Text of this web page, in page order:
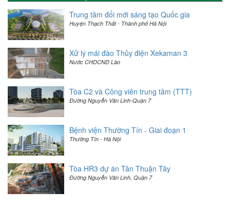
Trung tâm đổi mới sáng tạo Quốc gia
Huyện Thạch Thất - Thành phố Hà Nội
Xử lý mái đào Thủy điện Xekaman 3
Nước CHDCND Lào
Tòa C2 và Công viên trung tâm (TTT)
Đường Nguyễn Văn Linh-Quận 7
Bệnh viện Thường Tín - Giai đoạn 1
Thường Tín - Hà Nội
Tòa HR3 dự án Tân Thuận Tây
Đường Nguyễn Văn Linh, Quận 7